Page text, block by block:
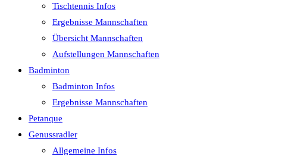
Tischtennis Infos
Ergebnisse Mannschaften
Übersicht Mannschaften
Aufstellungen Mannschaften
Badminton
Badminton Infos
Ergebnisse Mannschaften
Petanque
Genussradler
Allgemeine Infos